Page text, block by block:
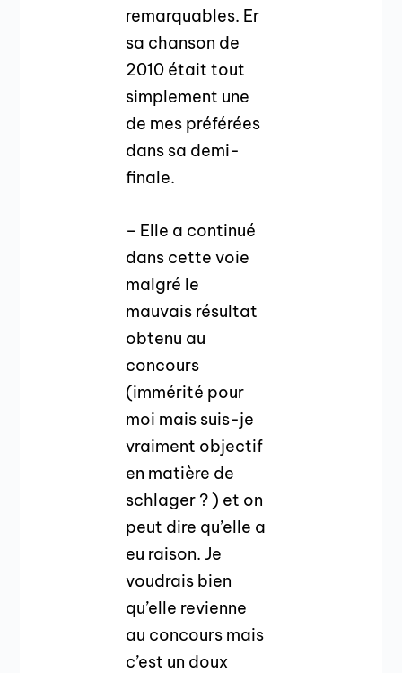
remarquables. Er
sa chanson de
2010 était tout
simplement une
de mes préférées
dans sa demi-
finale.
– Elle a continué
dans cette voie
malgré le
mauvais résultat
obtenu au
concours
(immérité pour
moi mais suis-je
vraiment objectif
en matière de
schlager ? ) et on
peut dire qu’elle a
eu raison. Je
voudrais bien
qu’elle revienne
au concours mais
c’est un doux